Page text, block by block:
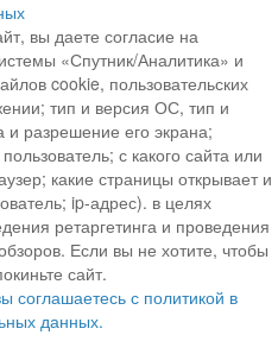
вы даете согласие на
«Спутник/Аналитика» и
cookie, пользовательских
тип и версия ОС, тип и
и разрешение его экрана;
с какого сайта или
какие страницы открывает и
ip-адрес). в целях
ретаргетинга и проведения
Если вы не хотите, чтобы
сайт.
соглашаетесь с политикой в
данных.